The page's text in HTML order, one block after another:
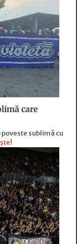
care
poveste sublimă cu